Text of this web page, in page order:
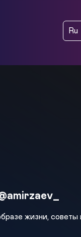
Ru
жизни,